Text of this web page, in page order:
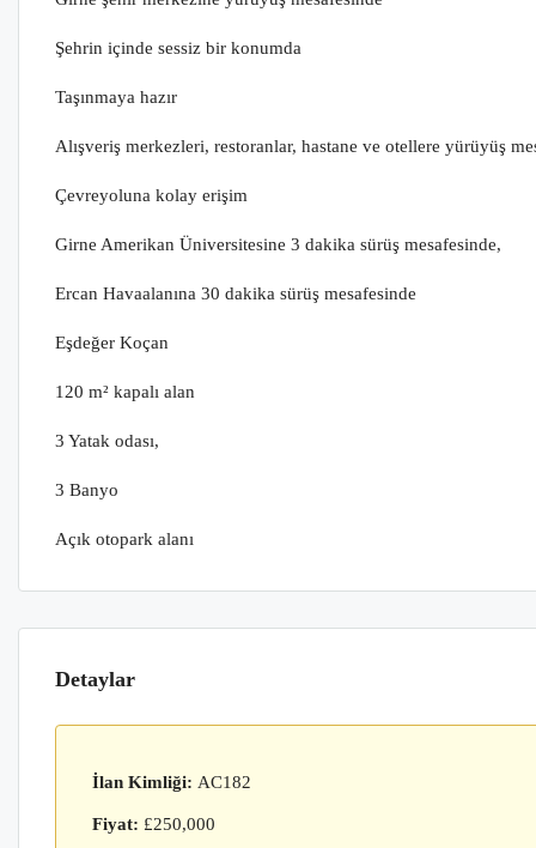
Şehrin içinde sessiz bir konumda
Taşınmaya hazır
Alışveriş merkezleri, restoranlar, hastane ve otellere yürüyüş
Çevreyoluna kolay erişim
Girne Amerikan Üniversitesine 3 dakika sürüş mesafesinde,
Ercan Havaalanına 30 dakika sürüş mesafesinde
Eşdeğer Koçan
120 m² kapalı alan
3 Yatak odası,
3 Banyo
Açık otopark alanı
Detaylar
İlan Kimliği: AC182
Fiyat: £250,000